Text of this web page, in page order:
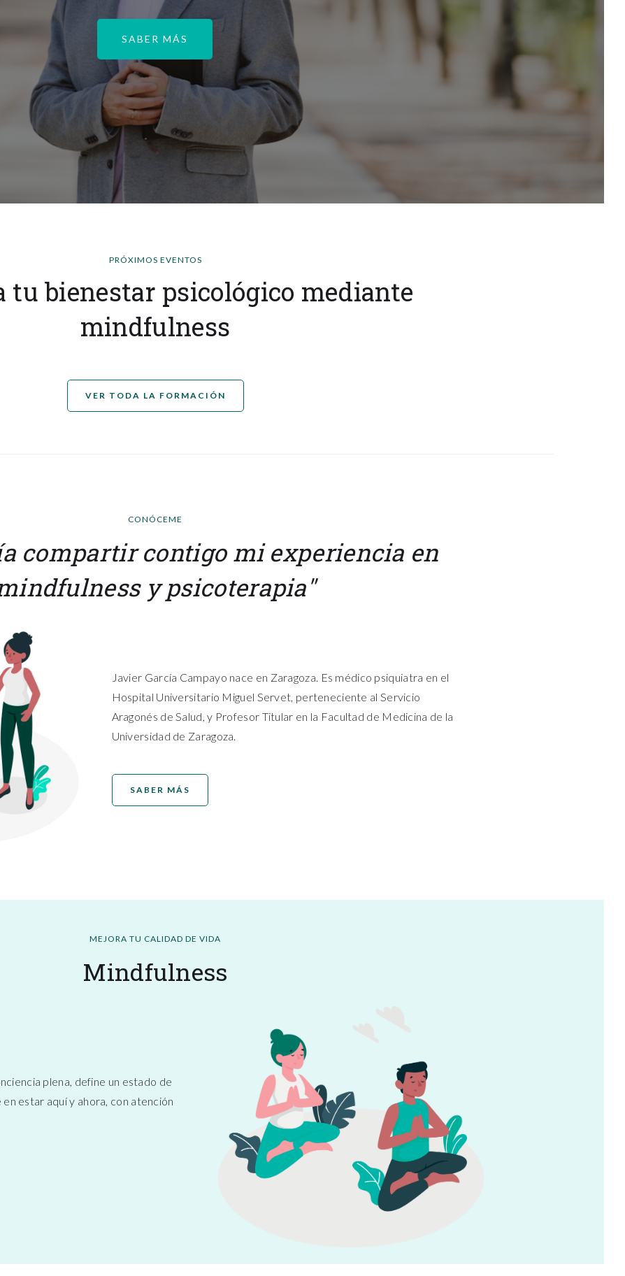
SABER MÁS
PRÓXIMOS EVENTOS
tu bienestar psicológico mediante
mindfulness
VER TODA LA FORMACIÓN
CONÓCEME
compartir contigo mi experiencia en
y psicoterapia"
Javier García Campayo nace en Zaragoza. Es médico psiquiatra en el
Hospital Universitario Miguel Servet, perteneciente al Servicio
Aragonés de Salud, y Profesor Titular en la Facultad de Medicina de la
Universidad de Zaragoza.
SABER MÁS
MEJORA TU CALIDAD DE VIDA
Mindfulness
plena, define un estado de
estar aquí y ahora, con atención